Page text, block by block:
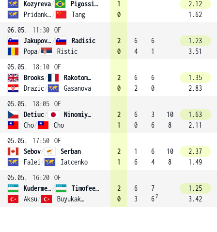
Kozyreva/
Pigossi (4)
Pridankina / Tang
1
0
2.12
1.62
06.05.
11:30 OF
Jakupovic /
Radisic
Popa/ Ristic
2
0
6
4
6
1
1.23
3.51
05.05.
18:10 OF
Brooks/
Rakotomanga Rajaonah
Drazic/ Gasanova
2
0
6
2
6
0
1.35
2.83
05.05.
18:05 OF
Detiuc/
Ninomiya (2)
Cho/ Cho
2
1
6
0
3
6
10
8
1.63
2.11
05.05.
17:50 OF
Sebov/
Serban
Falei / Iatcenko
2
1
1
6
6
4
10
8
2.37
1.49
05.05.
16:20 OF
Kudermetova /
Timofeeva
Aksu/ Buyukakcay
2
0
6
3
7
67
1.25
3.42